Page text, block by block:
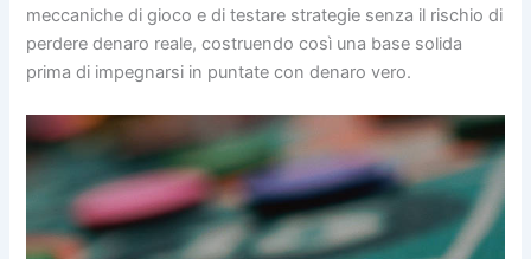
meccaniche di gioco e di testare strategie senza il rischio di
perdere denaro reale, costruendo così una base solida
prima di impegnarsi in puntate con denaro vero.